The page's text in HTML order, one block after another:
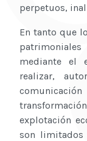
perpetuos,
En tanto que
mediante el
realizar,
explotación
son limitados